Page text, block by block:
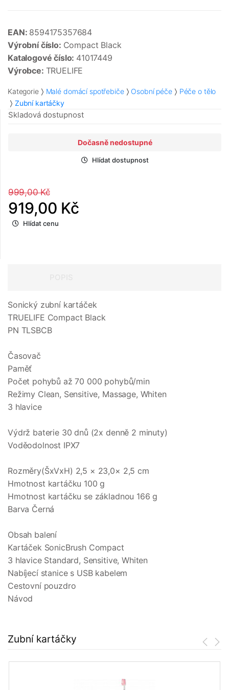
EAN: 8594175357684
Výrobní číslo: Compact Black
Katalogové číslo: 41017449
Výrobce: TRUELIFE
Kategorie Malé domácí spotřebiče Osobní péče
Péče o tělo
Zubní kartáčky
Skladová dostupnost
Dočasně nedostupné
Hlídat dostupnost
999,00 Kč
919,00 Kč
Hlídat cenu
Sonický zubní kartáček
TRUELIFE Compact Black
PN TLSBCB
Časovač
Paměť
Počet pohybů až 70 000 pohybů/min
Režimy Clean, Sensitive, Massage, Whiten
3 hlavice
Výdrž baterie 30 dnů (2x denně 2 minuty)
Voděodolnost IPX7
Rozměry(ŠxVxH) 2,5 × 23,0× 2,5 cm
Hmotnost kartáčku 100 g
Hmotnost kartáčku se základnou 166 g
Barva Černá
Obsah balení
Kartáček SonicBrush Compact
3 hlavice Standard, Sensitive, Whiten
Nabíjecí stanice s USB kabelem
Cestovní pouzdro
Návod
Zubní kartáčky